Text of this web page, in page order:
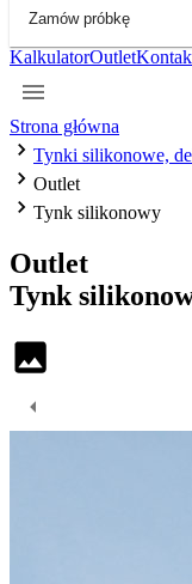
Zamów próbkę
KalkulatorOutlet
Strona główna
Tynki silikonowe,
Outlet
Tynk silikonowy
Outlet
Tynk